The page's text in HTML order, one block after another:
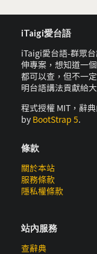
iTaigi愛台語
iTaigi愛台語-群眾
伸專案，想知道一
都可以查，但不一
明台語講法貢獻給
程式授權 MIT，辭
by BootStrap 5.
條款
關於本站
服務條款
隱私權條款
站內服務
查辭典